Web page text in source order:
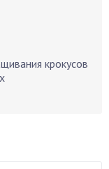
крокусов